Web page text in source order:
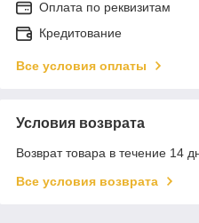
Оплата по реквизитам
Кредитование
Все условия оплаты
Условия возврата
Возврат товара в течение 14
Все условия возврата